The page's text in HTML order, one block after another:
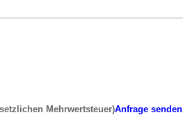
Mehrwertsteuer)Anfrage senden